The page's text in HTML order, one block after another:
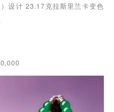
设计 23.17克拉斯里兰卡变色